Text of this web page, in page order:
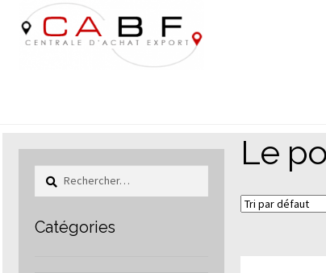
Aller
à
la
Aller
au
contenu
Le
Rechercher :
Catégories